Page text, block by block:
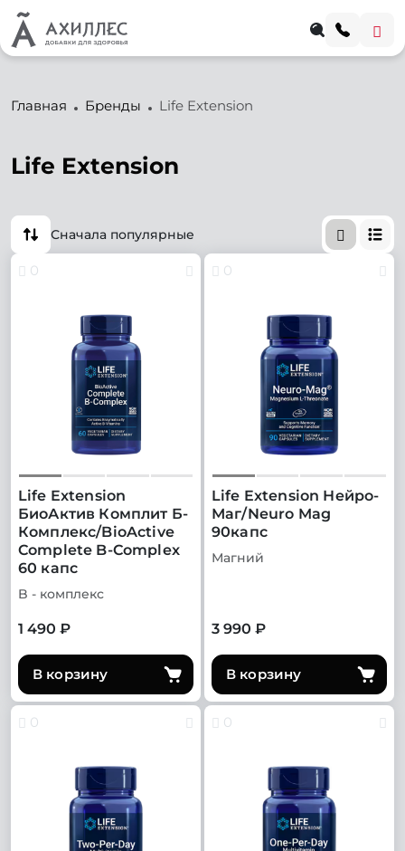
Главная Бренды Life Extension
Life Extension
Сначала популярные
0
Life Extension
БиоАктив Комплит Б-
Комплекс/BioActive
Complete B-Complex
60 капс
B - комплекс
1 490 ₽
В корзину
0
Life Extension Нейро-
Маг/Neuro Mag
90капс
Магний
3 990 ₽
В корзину
0 0